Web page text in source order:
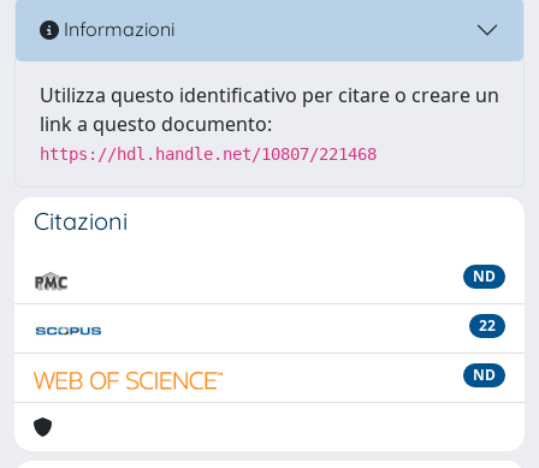
Informazioni
Utilizza questo identificativo per citare o creare un
link a questo documento:
https://hdl.handle.net/10807/221468
Citazioni
ND
22
ND